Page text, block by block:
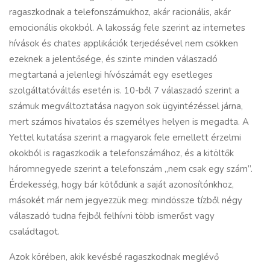
ragaszkodnak a telefonszámukhoz, akár racionális, akár
emocionális okokból. A lakosság fele szerint az internetes
hívások és chates applikációk terjedésével nem csökken
ezeknek a jelentősége, és szinte minden válaszadó
megtartaná a jelenlegi hívószámát egy esetleges
szolgáltatóváltás esetén is. 10-ből 7 válaszadó szerint a
számuk megváltoztatása nagyon sok ügyintézéssel járna,
mert számos hivatalos és személyes helyen is megadta. A
Yettel kutatása szerint a magyarok fele emellett érzelmi
okokból is ragaszkodik a telefonszámához, és a kitöltők
háromnegyede szerint a telefonszám „nem csak egy szám”.
Érdekesség, hogy bár kötődünk a saját azonosítónkhoz,
másokét már nem jegyezzük meg: mindössze tízből négy
válaszadó tudna fejből felhívni több ismerőst vagy
családtagot.
Azok körében, akik kevésbé ragaszkodnak meglévő